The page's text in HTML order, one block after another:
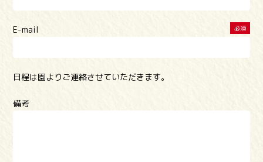
E-mail 必須
日程は園よりご連絡させていただきます。
備考